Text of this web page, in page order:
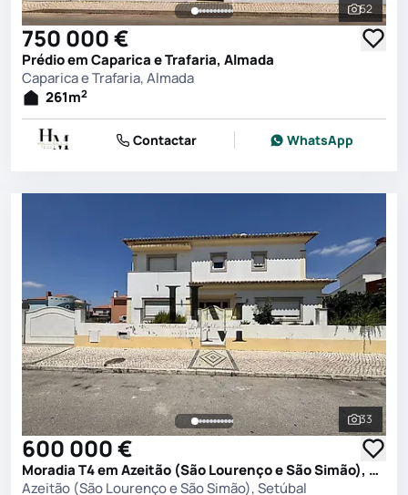
Ver
52
750 000 €
Prédio em Caparica e Trafaria, Almada
Caparica e Trafaria, Almada
261m2
Contactar WhatsApp
Ver
33
600 000 €
Moradia T4 em Azeitão (São Lourenço e São Simão), Setúbal
Azeitão (São Lourenço e São Simão), Setúbal